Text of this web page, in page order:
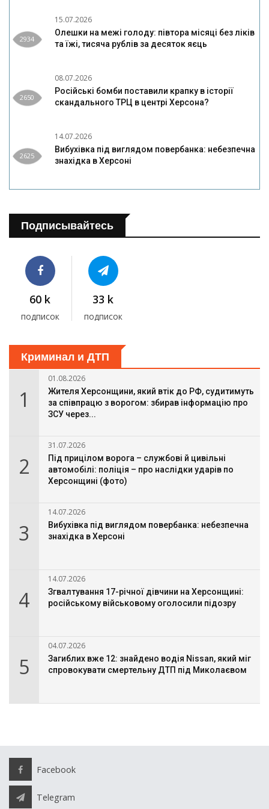
2934
15.07.2026
Олешки на межі голоду: півтора місяці без ліків
та їжі, тисяча рублів за десяток яєць
2650
08.07.2026
Російські бомби поставили крапку в історії
скандального ТРЦ в центрі Херсона?
2625
14.07.2026
Вибухівка під виглядом повербанка: небезпечна
знахідка в Херсоні
Подписывайтесь
60 k
подписок
33 k
подписок
Криминал и ДТП
1
01.08.2026
Жителя Херсонщини, який втік до РФ, судитимуть
за співпрацю з ворогом: збирав інформацію про
ЗСУ через...
2
31.07.2026
Під прицілом ворога – службові й цивільні
автомобілі: поліція – про наслідки ударів по
Херсонщині (фото)
3
14.07.2026
Вибухівка під виглядом повербанка: небезпечна
знахідка в Херсоні
4
14.07.2026
Згвалтування 17-річної дівчини на Херсонщині:
російському військовому оголосили підозру
5
04.07.2026
Загиблих вже 12: знайдено водія Nissan, який міг
спровокувати смертельну ДТП під Миколаєвом
Facebook
Telegram